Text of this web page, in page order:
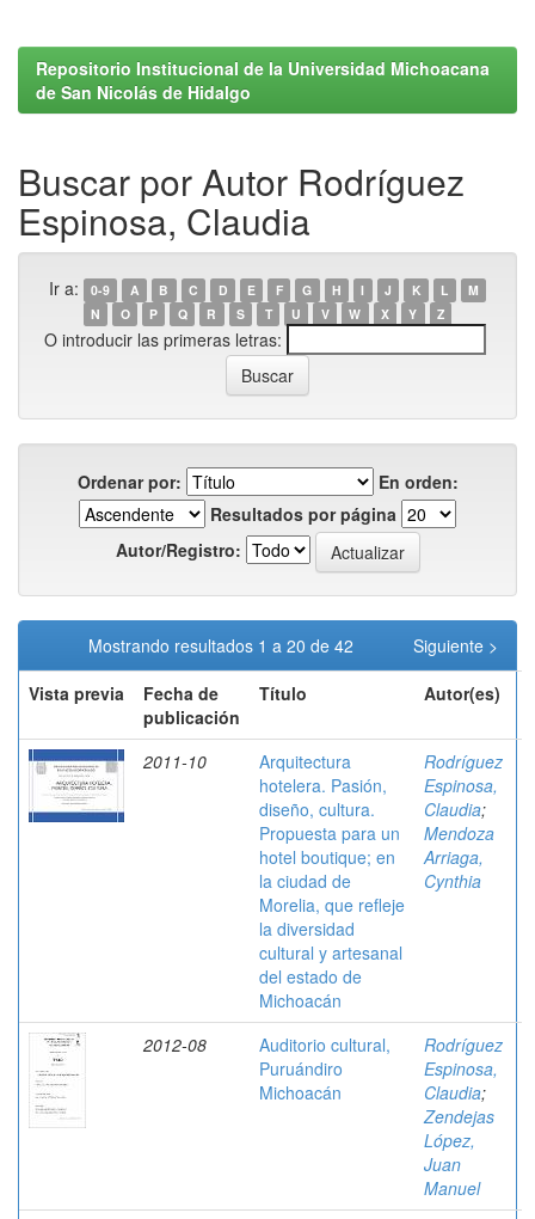
Repositorio Institucional de la Universidad Michoacana
de San Nicolás de Hidalgo
Buscar por Autor Rodríguez
Espinosa, Claudia
Ir a: 0-9 A B C D E F G H I J K L
M
N
O P Q R S T U V W X Y Z
O introducir las primeras letras:
Ordenar por:
En orden:
Resultados por página
Autor/Registro:
Mostrando resultados 1 a 20 de 42
Siguiente >
Vista previa
Fecha de
publicación
Título Autor(es)
2011-10
Arquitectura
hotelera. Pasión,
diseño, cultura.
Propuesta para un
hotel boutique; en
la ciudad de
Morelia, que refleje
la diversidad
cultural y artesanal
del estado de
Michoacán
Rodríguez
Espinosa,
Claudia;
Mendoza
Arriaga,
Cynthia
2012-08
Auditorio cultural,
Puruándiro
Michoacán
Rodríguez
Espinosa,
Claudia;
Zendejas
López,
Juan
Manuel